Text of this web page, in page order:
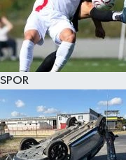
SPOR
SPOR
TEKNOLOJİ
YAŞAM